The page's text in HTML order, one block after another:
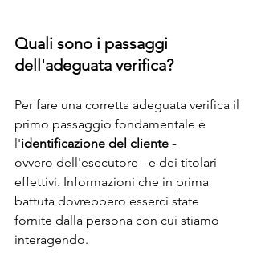
Quali sono i passaggi
dell'adeguata verifica?
Per fare una corretta adeguata verifica il
primo passaggio fondamentale è
l'identificazione del cliente -
ovvero dell'esecutore - e dei titolari
effettivi. Informazioni che in prima
battuta dovrebbero esserci state
fornite dalla persona con cui stiamo
interagendo.